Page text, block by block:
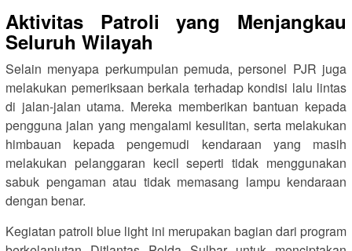
Aktivitas Patroli yang Menjangkau
Seluruh Wilayah
Selain menyapa perkumpulan pemuda, personel PJR juga
melakukan pemeriksaan berkala terhadap kondisi lalu lintas
di jalan-jalan utama. Mereka memberikan bantuan kepada
pengguna jalan yang mengalami kesulitan, serta melakukan
himbauan kepada pengemudi kendaraan yang masih
melakukan pelanggaran kecil seperti tidak menggunakan
sabuk pengaman atau tidak memasang lampu kendaraan
dengan benar.
Kegiatan patroli blue light ini merupakan bagian dari program